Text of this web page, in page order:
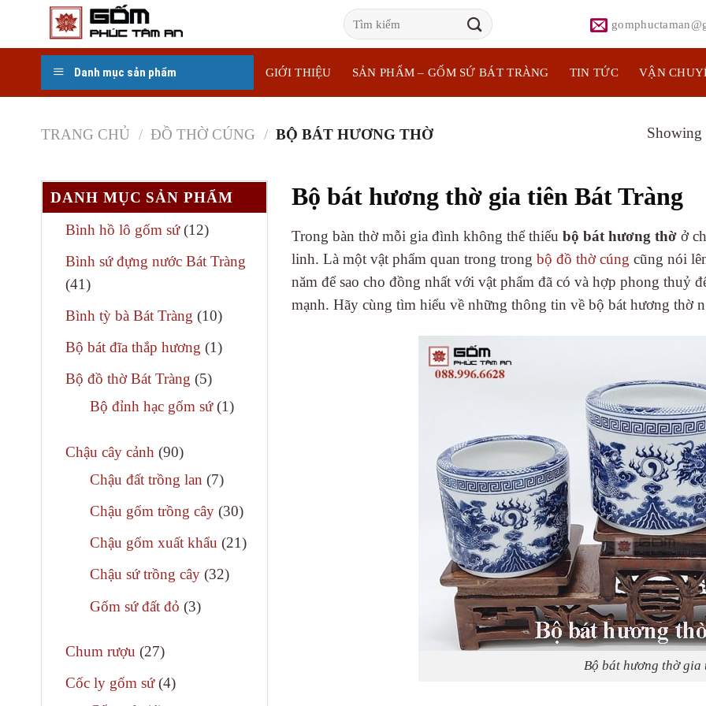
content
Tìm
kiếm:
Danh mục sản phẩm GIỚI THIỆU SẢN PHẨM – GỐM SỨ BÁT TRÀNG TIN TỨC VẬN
TRANG CHỦ / ĐỒ THỜ CÚNG / BỘ BÁT HƯƠNG THỜ Showing
DANH MỤC SẢN PHẨM
Bình hồ lô gốm sứ 1212
Bình sứ đựng nước Bát Tràng
4141
phẩm
Bình tỳ bà Bát Tràng 1010
phẩm
Bộ bát đĩa thắp hương 11
Bộ đồ thờ Bát Tràng 55
sản
Bộ đỉnh hạc gốm sứ 11
Chậu cây cảnh 9090
sản
Chậu đất trồng lan 77
phẩm
Chậu gốm trồng cây 3030
phẩm
Chậu gốm xuất khẩu 2121
Chậu sứ trồng cây 3232
Gốm sứ đất đỏ 33
Chum rượu 2727
phẩm
Cốc ly gốm sứ 44
Bộ bát hương thờ gia tiên Bát Tràng
Trong bàn thờ mỗi gia đình không thể thiếu bộ bát hương thờở
linh. Là một vật phẩm quan trong trong bộ đồ thờ cúng cũng nói
năm để sao cho đồng nhất với vật phẩm đã có và hợp phong thuỷ
mạnh. Hãy cùng tìm hiểu về những thông tin về bộ bát hương thờ
Bộ bát hương thờ gia